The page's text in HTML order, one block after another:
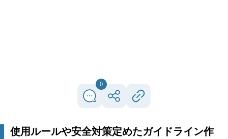
0
使用ルールや安全対策定めたガイドライン作